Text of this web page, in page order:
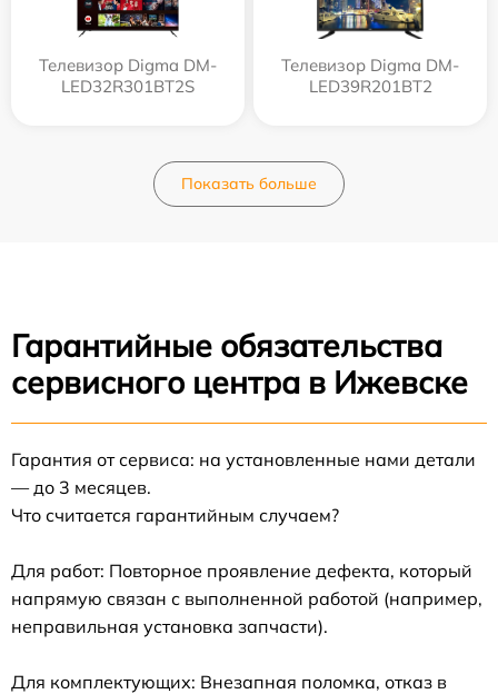
Телевизор Digma DM-
LED32R301BT2S
Телевизор Digma DM-
LED39R201BT2
Показать больше
Гарантийные обязательства
сервисного центра в Ижевске
Гарантия от сервиса: на установленные нами детали
— до 3 месяцев.
Что считается гарантийным случаем?
Для работ: Повторное проявление дефекта, который
напрямую связан с выполненной работой (например,
неправильная установка запчасти).
Для комплектующих: Внезапная поломка, отказ в